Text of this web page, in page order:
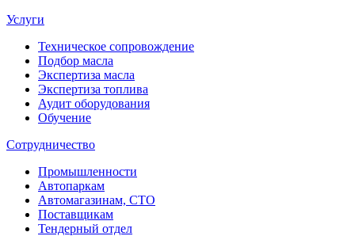
Услуги
Техническое сопровождение
Подбор масла
Экспертиза масла
Экспертиза топлива
Аудит оборудования
Обучение
Сотрудничество
Промышленности
Автопаркам
Автомагазинам, СТО
Поставщикам
Тендерный отдел